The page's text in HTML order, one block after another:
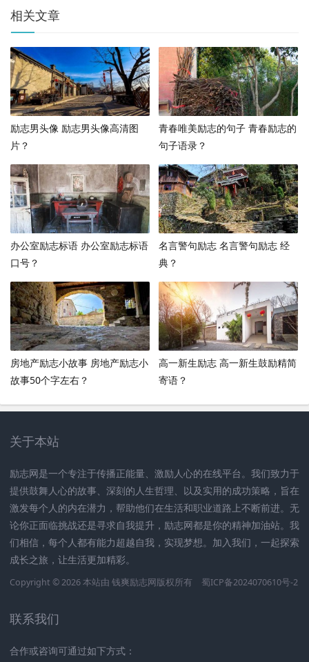
相关文章
励志男头像 励志男头像高清图
片？
青春唯美励志的句子 青春励志的
句子语录？
办公室励志标语 办公室励志标语
口号？
名言警句励志 名言警句励志 经
典？
房地产励志小故事 房地产励志小
故事50个字左右？
高一新生励志 高一新生鼓励精简
寄语？
关于本站
励志网是一个专注于传播正能量、激励人心的在线平台。我们致力于
提供鼓舞人心的故事、深刻的人生哲理、以及实用的成功策略，旨在
激发每个人的内在潜力，帮助他们在生活和职业道路上不断前进。无
论你正面临挑战还是寻求自我提升，励志网都是你的精神加油站。我
们相信，每个人都有能力超越自我，实现梦想。加入我们，一起探索
成长之旅，让生活更加精彩。
Copyright © 2026 本站由 钱爽励志网版权所有 蜀ICP备2024070610号-2
联系我们
合作或咨询可通过如下方式：